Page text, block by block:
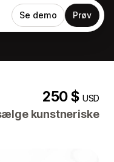
Se demo Prøv
250 $USD
kunstneriske